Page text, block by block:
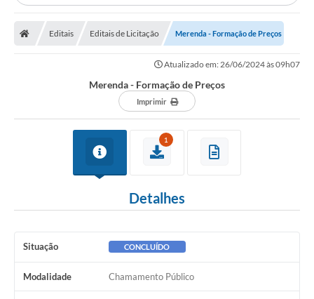
Editais Editais de Licitação Merenda - Formação de Preços
Atualizado em: 26/06/2024 às 09h07
Merenda - Formação de Preços
Imprimir
1
Detalhes
Situação CONCLUÍDO
Modalidade Chamamento Público